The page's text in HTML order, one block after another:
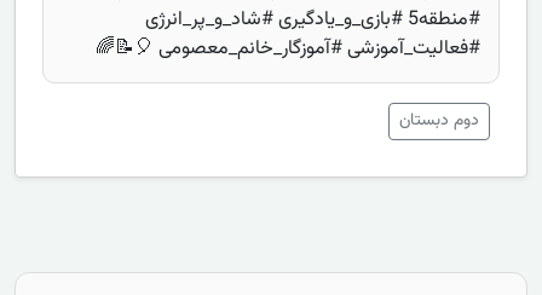
#منطقه5 #بازی_و_یادگیری #شاد_و_پر_انرژی
#فعالیت_آموزشی #آموزگار_خانم_معصومی 🎈📝🌈
دوم دبستان